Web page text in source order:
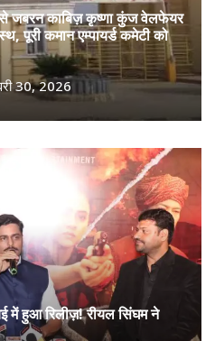
से जबरन काबिज़ कृष्णा कुंज वेलफेयर
पूरी कमान एम्पायर्ड कमेटी को
30, 2026
में हुआ रिलीज़! रीयल सिंघम ने